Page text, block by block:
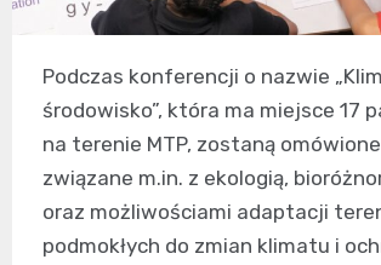
Podczas konferencji o nazwie
środowisko”, która ma miejsce 17
na terenie MTP, zostaną
związane m.in. z ekologią,
oraz możliwościami adaptacji
podmokłych do zmian klimatu i